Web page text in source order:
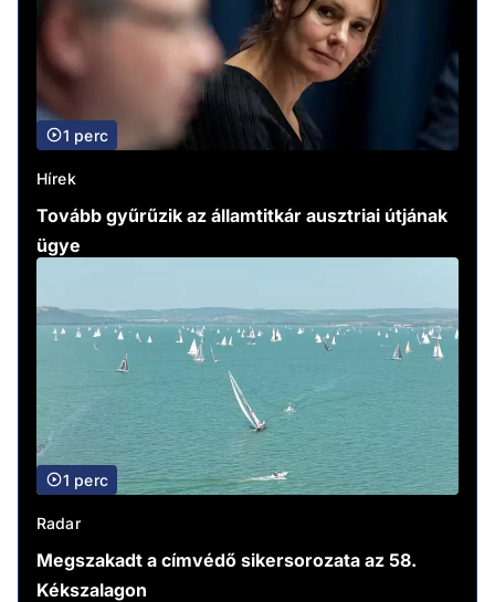
1 perc
Hírek
Tovább gyűrűzik az államtitkár ausztriai útjának
ügye
1 perc
Radar
Megszakadt a címvédő sikersorozata az 58.
Kékszalagon